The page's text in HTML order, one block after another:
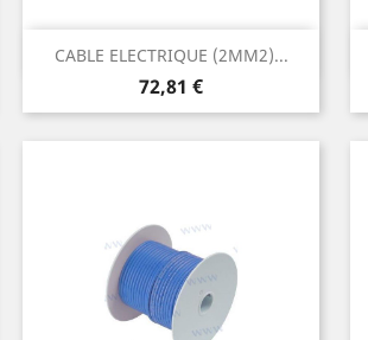
CABLE ELECTRIQUE (2MM2)...
Prix
72,81 €
Aperçu rapide